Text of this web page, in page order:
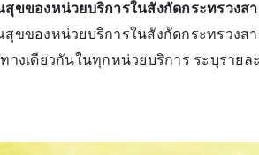
สุขของหน่วยบริการในสังกัดกระทรวง
ขของหน่วยบริการในสังกัดกระทรวง
างเดียวกันในทุกหน่วยบริการ ระบุรายล